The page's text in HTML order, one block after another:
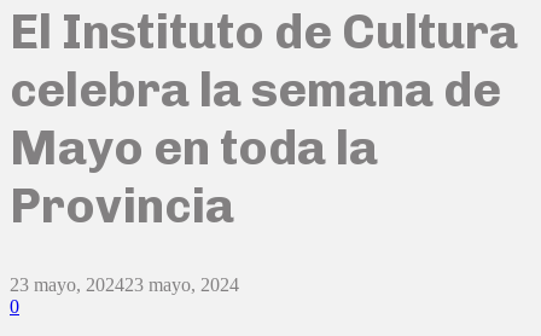
El Instituto de Cultura
celebra la semana de
Mayo en toda la
Provincia
23 mayo, 202423 mayo, 2024
0